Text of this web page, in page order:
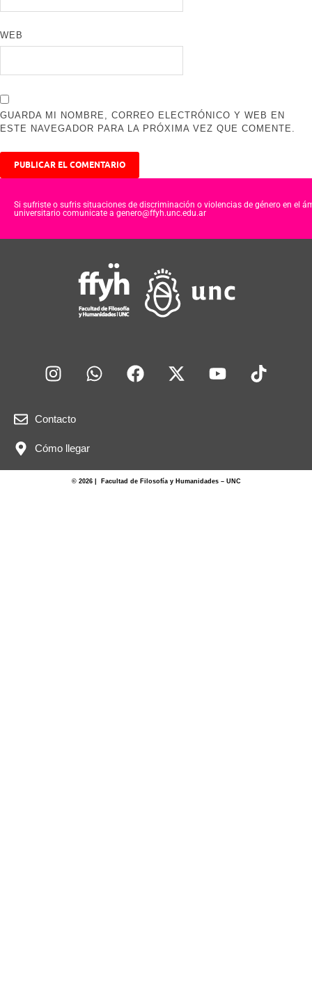
WEB
GUARDA MI NOMBRE, CORREO ELECTRÓNICO Y WEB EN
ESTE NAVEGADOR PARA LA PRÓXIMA VEZ QUE COMENTE.
Si sufriste o sufris situaciones de discriminación o violencias de género en el
universitario comunicate a genero@ffyh.unc.edu.ar
Contacto
Cómo llegar
© 2026 | Facultad de Filosofía y Humanidades – UNC